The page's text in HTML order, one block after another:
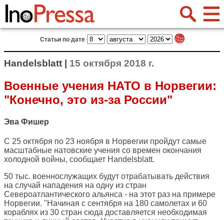
Статьи по дате
Handelsblatt | 15 октября 2018 г.
Военные учения НАТО в Норвегии:
"Конечно, это из-за России"
Эва Фишер
С 25 октября по 23 ноября в Норвегии пройдут самые
масштабные натовские учения со времен окончания
холодной войны, сообщает Handelsblatt.
50 тыс. военнослужащих будут отрабатывать действия
на случай нападения на одну из стран
Североатлантического альянса - на этот раз на примере
Норвегии. "Начиная с сентября на 180 самолетах и 60
кораблях из 30 стран сюда доставляется необходимая